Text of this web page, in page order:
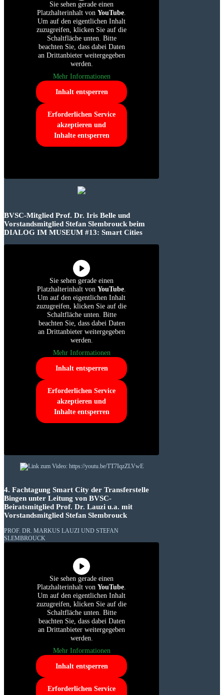
Sie sehen gerade einen
Platzhalterinhalt von YouTube.
Um auf den eigentlichen Inhalt
zuzugreifen, klicken Sie auf die
Schaltfläche unten. Bitte
beachten Sie, dass dabei Daten
an Drittanbieter weitergegeben
werden.
Mehr Informationen
Inhalt entsperren
Erforderlichen Service
akzeptieren und
Inhalte entsperren
BVSC-Mitglied Prof. Dr. Iris Belle und
Vorstandsmitglied Stefan Slembrouck beim
DIALOG IM MUSEUM #13: Smart Cities
Sie sehen gerade einen
Platzhalterinhalt von YouTube.
Um auf den eigentlichen Inhalt
zuzugreifen, klicken Sie auf die
Schaltfläche unten. Bitte
beachten Sie, dass dabei Daten
an Drittanbieter weitergegeben
werden.
Mehr Informationen
Inhalt entsperren
Erforderlichen Service
akzeptieren und
Inhalte entsperren
4. Fachtagung Smart City der Transferstelle
Bingen unter Leitung von BVSC-
Beiratsmitglied Prof. Dr. Lauzi u.a. mit
Vorstandsmitglied Stefan Slembrouck
PROF. DR. MARKUS LAUZI UND STEFAN
SLEMBROUCK
Sie sehen gerade einen
Platzhalterinhalt von YouTube.
Um auf den eigentlichen Inhalt
zuzugreifen, klicken Sie auf die
Schaltfläche unten. Bitte
beachten Sie, dass dabei Daten
an Drittanbieter weitergegeben
werden.
Mehr Informationen
Inhalt entsperren
Erforderlichen Service